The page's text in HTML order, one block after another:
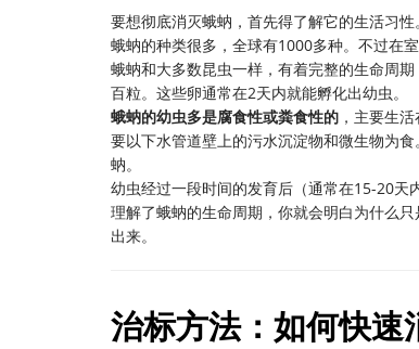
要想彻底消灭蛾蚋，首先得了解它的生活习
蛾蚋的种类很多，全球有1000多种。不过在
蛾蚋和大多数昆虫一样，有着完整的生命周
百粒。这些卵通常在2天内就能孵化出幼虫。
蛾蚋的幼虫多是腐食性或粪食性的 ，主要生
要以下水管道壁上的污水沉淀物和微生物为
蚋。
幼虫经过一段时间的发育后（通常在15-20天
理解了蛾蚋的生命周期，你就会明白为什么
出来。
治标方法：如何快速